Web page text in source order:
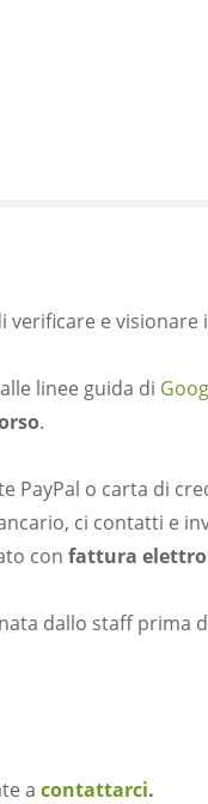
verificare e visionare
linee guida di
.
PayPal o carta di
ci contatti e
con fattura
dallo staff prima
a contattarci.